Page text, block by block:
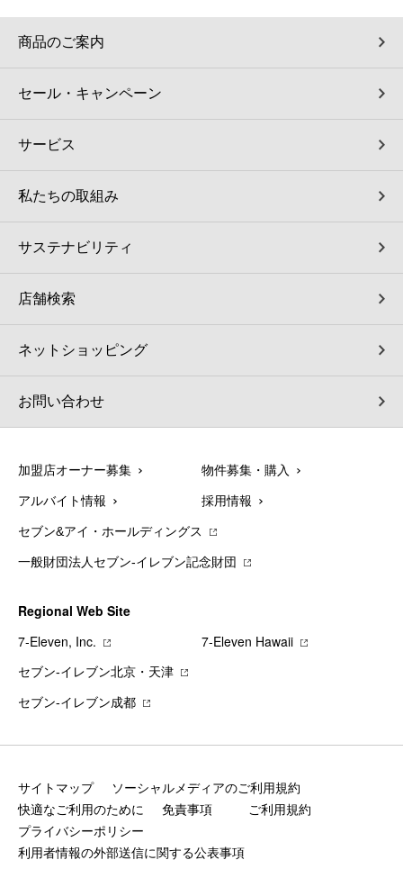
ソフトバンクギフト
商品のご案内
セール・キャンペーン
サービス
私たちの取組み
サステナビリティ
店舗検索
ネットショッピング
お問い合わせ
加盟店オーナー募集 物件募集・購入
アルバイト情報 採用情報
セブン&アイ・ホールディングス
一般財団法人セブン-イレブン記念財団
Regional Web Site
7‐Eleven, Inc.
7‐Eleven Hawaii
セブン‐イレブン北京・天津
セブン‐イレブン成都
サイトマップ
ソーシャルメディアのご利用規約
快適なご利用のために
免責事項
ご利用規約
プライバシーポリシー
利用者情報の外部送信に関する公表事項